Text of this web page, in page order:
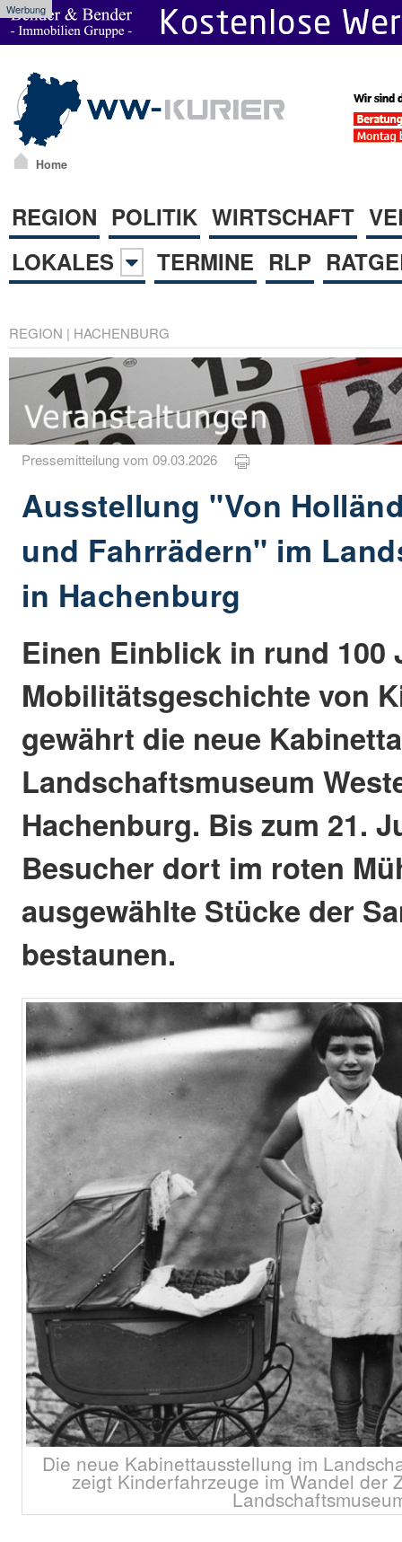
Werbung
Home
REGION POLITIK WIRTSCHAFT
LOKALES
TERMINE RLP
REGION | HACHENBURG
Pressemitteilung vom 09.03.2026
Ausstellung "Von
und Fahrrädern" im
in Hachenburg
Einen Einblick in rund 100
Mobilitätsgeschichte von
gewährt die neue
Landschaftsmuseum
Hachenburg. Bis zum 21.
Besucher dort im roten
ausgewählte Stücke der
bestaunen.
Die neue Kabinettausstellung im
zeigt Kinderfahrzeuge im Wandel der